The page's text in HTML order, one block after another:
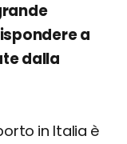
a
dalla
in Italia è